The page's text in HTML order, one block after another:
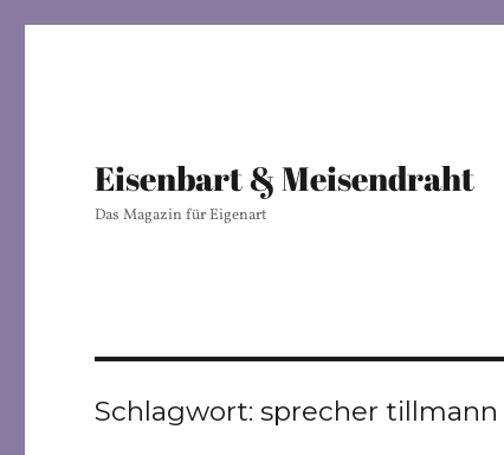
Eisenbart & Meisendraht
Das Magazin für Eigenart
Schlagwort:sprecher tillmann